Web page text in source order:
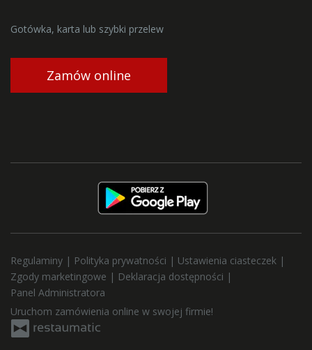
Gotówka, karta lub szybki przelew
Zamów online
Regulaminy | Polityka prywatności | Ustawienia ciasteczek |
Zgody marketingowe | Deklaracja dostępności |
Panel Administratora
Uruchom zamówienia online w swojej firmie!